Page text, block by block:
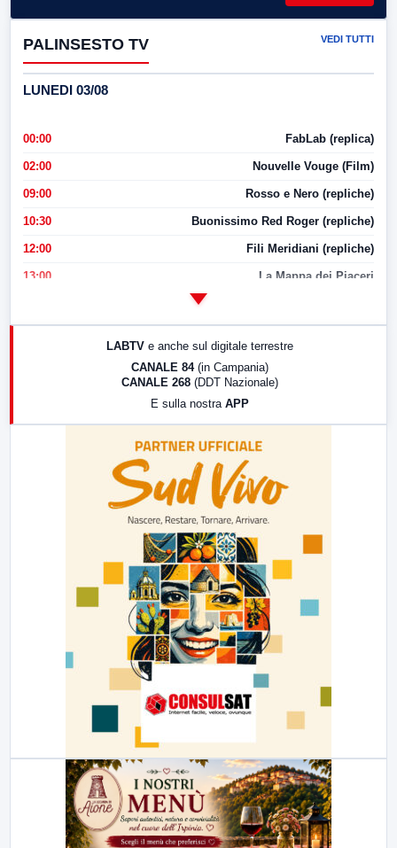
PALINSESTO TV VEDI TUTTI
LUNEDI 03/08
00:00 FabLab (replica)
02:00 Nouvelle Vouge (Film)
09:00 Rosso e Nero (repliche)
10:30 Buonissimo Red Roger (repliche)
12:00 Fili Meridiani (repliche)
13:00 La Mappa dei Piaceri
LABTV e anche sul digitale terrestre
CANALE 84 (in Campania)
CANALE 268 (DDT Nazionale)
E sulla nostra APP